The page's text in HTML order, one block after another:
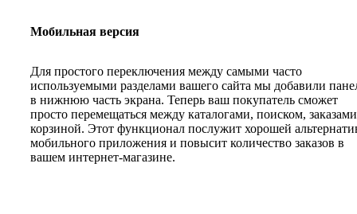
Мобильная версия
Для простого переключения между самыми часто
используемыми разделами вашего сайта мы добавили
в нижнюю часть экрана. Теперь ваш покупатель сможет
просто перемещаться между каталогами, поиском,
корзиной. Этот функционал послужит хорошей
мобильного приложения и повысит количество заказов в
вашем интернет-магазине.